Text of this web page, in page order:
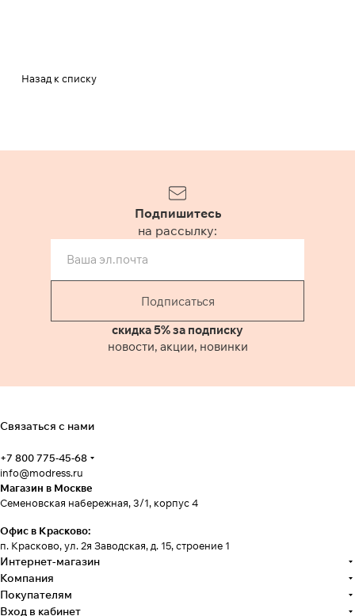
Назад к списку
Подпишитесь
на рассылку:
Подписаться
скидка 5% за подписку
новости, акции, новинки
Связаться с нами
+7 800 775-45-68
info@modress.ru
Магазин в Москве
Семеновская набережная, 3/1, корпус 4
Офис в Красково:
п. Красково, ул. 2я Заводская, д. 15, строение 1
Интернет-магазин
Компания
Покупателям
Вход в кабинет